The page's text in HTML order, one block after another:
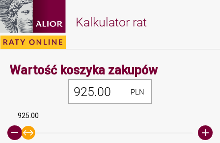
Kalkulator rat
Wartość koszyka zakupówMinimalna
PLN
925.00